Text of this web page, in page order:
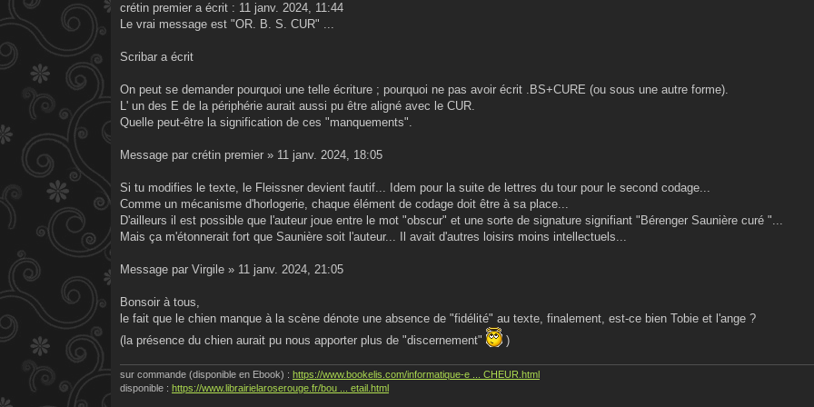
g
crétin premier a écrit : 11 janv. 2024, 11:44
Le vrai message est "OR. B. S. CUR" ...
Scribar a écrit
On peut se demander pourquoi une telle écriture ; pourquoi ne pas avoir écrit .BS+CURE (ou sous une autre forme).
L' un des E de la périphérie aurait aussi pu être aligné avec le CUR.
Quelle peut-être la signification de ces "manquements".
Message par crétin premier » 11 janv. 2024, 18:05
Si tu modifies le texte, le Fleissner devient fautif... Idem pour la suite de lettres du tour pour le second codage...
Comme un mécanisme d'horlogerie, chaque élément de codage doit être à sa place...
D'ailleurs il est possible que l'auteur joue entre le mot "obscur" et une sorte de signature signifiant "Bérenger Saunière curé "...
Mais ça m'étonnerait fort que Saunière soit l'auteur... Il avait d'autres loisirs moins intellectuels...
Message par Virgile » 11 janv. 2024, 21:05
Bonsoir à tous,
le fait que le chien manque à la scène dénote une absence de "fidélité" au texte, finalement, est-ce bien Tobie et l'ange ?
(la présence du chien aurait pu nous apporter plus de "discernement"
)
sur commande (disponible en Ebook) : https://www.bookelis.com/informatique-e ... CHEUR.html
disponible : https://www.librairielaroserouge.fr/bou ... etail.html